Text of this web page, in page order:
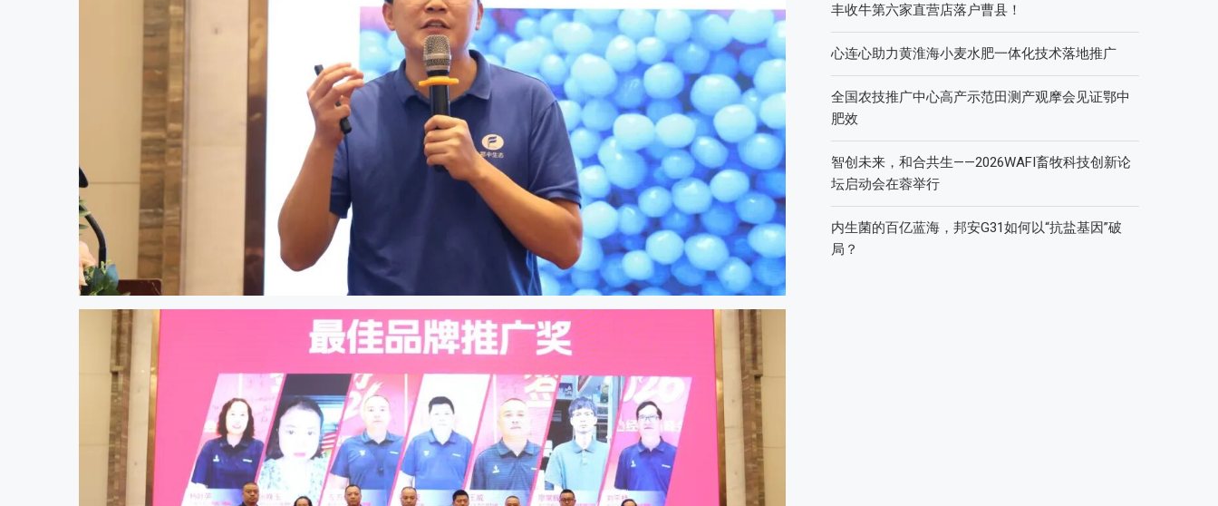
丰收牛第六家直营店落户曹县！
心连心助力黄淮海小麦水肥一体化技术落地推广
全国农技推广中心高产示范田测产观摩会见证鄂中
肥效
智创未来，和合共生——2026WAFI畜牧科技创新论
坛启动会在蓉举行
内生菌的百亿蓝海，邦安G31如何以“抗盐基因”破
局？